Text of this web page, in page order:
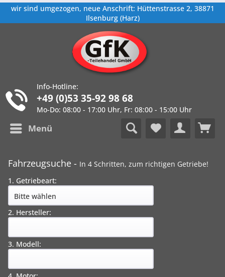
wir sind umgezogen, neue Anschrift: Hüttenstrasse 2, 38871
Ilsenburg (Harz)
Info-Hotline:
+49 (0)53 35-92 98 68
Mo-Do: 08:00 - 17:00 Uhr, Fr: 08:00 - 15:00 Uhr
Menü
Fahrzeugsuche - In 4 Schritten, zum richtigen Getriebe!
1. Getriebeart:
2. Hersteller:
3. Modell: